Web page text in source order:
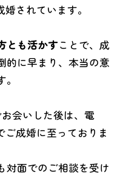
されています。
とも活かすことで、成
的に早まり、本当の意
会いした後は、電
成婚に至っておりま
対面でのご相談を受け